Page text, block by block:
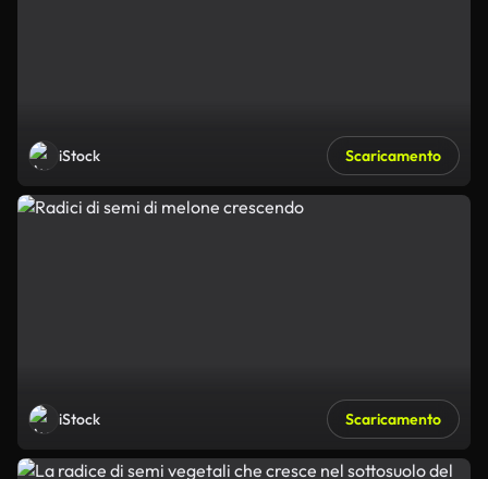
iStock Scaricamento
iStock Scaricamento